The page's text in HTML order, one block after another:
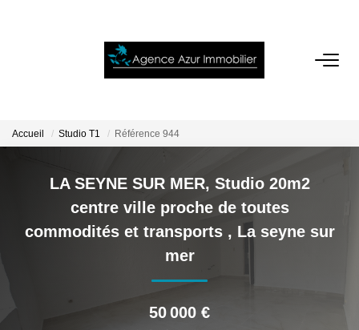
ACCUEIL
VENTES
LOCATIONS
NOTRE AGENCE
CONTACT
Accueil Studio T1 Référence 944
LA SEYNE SUR MER, Studio 20m2
centre ville proche de toutes
commodités et transports , La seyne sur
mer
50 000 €